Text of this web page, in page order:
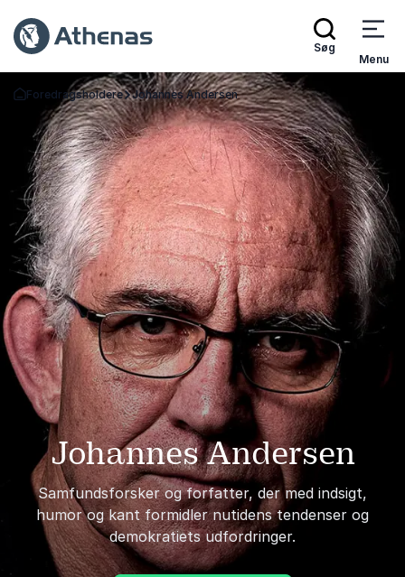
Søg
Menu
Tilbage til forsiden
Foredragsholdere Johannes Andersen
Johannes Andersen
Samfundsforsker og forfatter, der med indsigt,
humor og kant formidler nutidens tendenser og
demokratiets udfordringer.